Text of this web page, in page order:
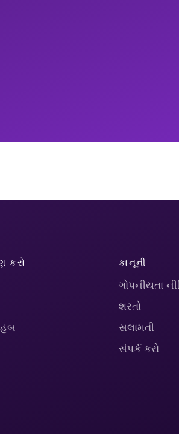
કરો કાનૂની
ગોપનીયતા
શરતો
સલામતી
સંપર્ક કરો